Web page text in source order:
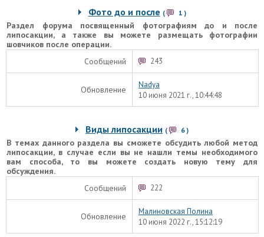
Фото до и после ( 1)
Раздел форума посвященный фотографиям до и после
липосакции, а также вы можете размещать фотографии
шовчиков после операции.
Сообщений
243
Обновление
Nadya
10 июня 2021 г., 10:44:48
Виды липосакции ( 6)
В темах данного раздела вы сможете обсудить любой метод
липосакции, в случае если вы не нашли темы необходимого
вам способа, то вы можете создать новую тему для
обсуждения.
Сообщений
222
Обновление
Малиновская Полина
10 июня 2022 г., 15:12:19